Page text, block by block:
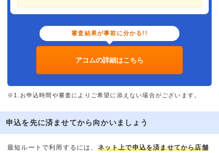
審査結果が事前に分かる!!
アコムの詳細はこちら
※1.お申込時間や審査によりご希望に添えない場合がございます。
申込を先に済ませてから向かいましょう
最短ルートで利用するには、 ネット上で申込を済ませてから店舗